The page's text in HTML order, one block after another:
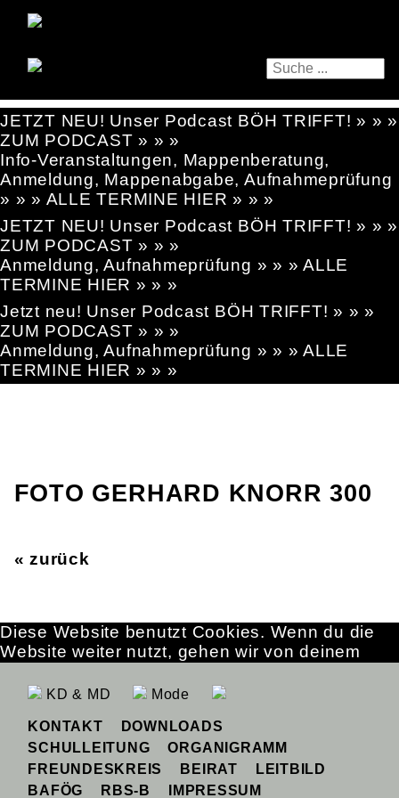
JETZT NEU! Unser Podcast BÖH TRIFFT! » » »
ZUM PODCAST » » »
Info-Veranstaltungen, Mappenberatung,
Anmeldung, Mappenabgabe, Aufnahmeprüfung
» » » ALLE TERMINE HIER » » »
JETZT NEU! Unser Podcast BÖH TRIFFT! » » »
ZUM PODCAST » » »
Anmeldung, Aufnahmeprüfung » » » ALLE
TERMINE HIER » » »
Jetzt neu! Unser Podcast BÖH TRIFFT! » » »
ZUM PODCAST » » »
Anmeldung, Aufnahmeprüfung » » » ALLE
TERMINE HIER » » »
FOTO GERHARD KNORR 300
« zurück
KD & MD Mode
KONTAKT
DOWNLOADS
SCHULLEITUNG
ORGANIGRAMM
FREUNDESKREIS
BEIRAT
LEITBILD
BAFÖG
RBS-B IMPRESSUM
Diese Website benutzt Cookies. Wenn du die
Website weiter nutzt, gehen wir von deinem